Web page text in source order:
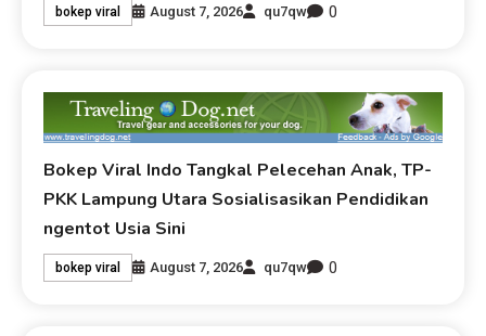
bokep viral August 7, 2026 qu7qw 0
Bokep Viral Indo Tangkal Pelecehan Anak, TP-
PKK Lampung Utara Sosialisasikan Pendidikan
ngentot Usia Sini
bokep viral August 7, 2026 qu7qw 0